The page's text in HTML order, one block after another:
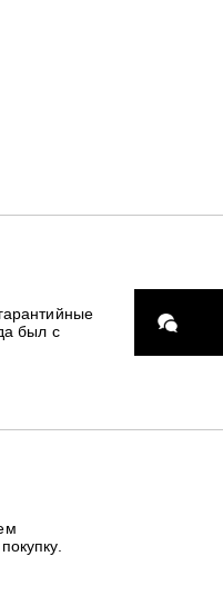
был с